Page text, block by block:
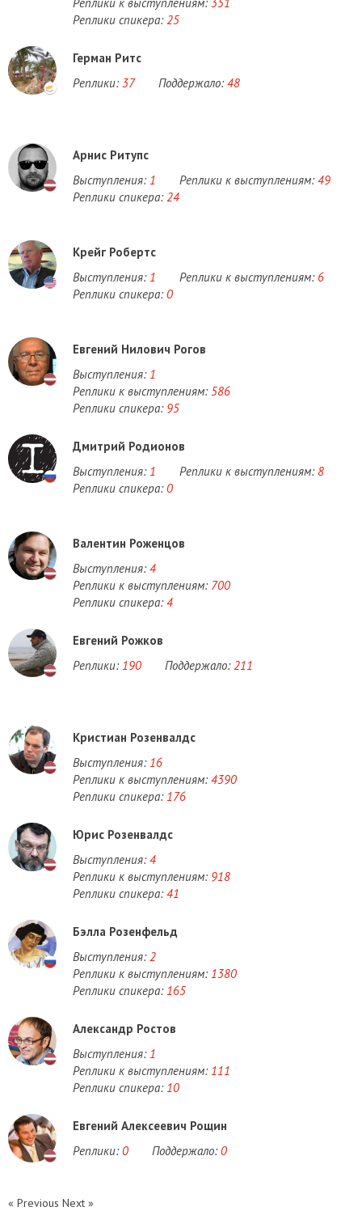
Реплики спикера: 25
Герман Ритс
Реплики: 37 Поддержало: 48
Арнис Ритупс
Выступления: 1 Реплики к выступлениям: 49
Реплики спикера: 24
Крейг Робертс
Выступления: 1 Реплики к выступлениям: 6
Реплики спикера: 0
Евгений Нилович Рогов
Выступления: 1
Реплики к выступлениям: 586
Реплики спикера: 95
Дмитрий Родионов
Выступления: 1 Реплики к выступлениям: 8
Реплики спикера: 0
Валентин Роженцов
Выступления: 4
Реплики к выступлениям: 700
Реплики спикера: 4
Евгений Рожков
Реплики: 190 Поддержало: 211
Кристиан Розенвалдс
Выступления: 16
Реплики к выступлениям: 4390
Реплики спикера: 176
Юрис Розенвалдс
Выступления: 4
Реплики к выступлениям: 918
Реплики спикера: 41
Бэлла Розенфельд
Выступления: 2
Реплики к выступлениям: 1380
Реплики спикера: 165
Александр Ростов
Выступления: 1
Реплики к выступлениям: 111
Реплики спикера: 10
Евгений Алексеевич Рощин
Реплики: 0 Поддержало: 0
« Previous Next »